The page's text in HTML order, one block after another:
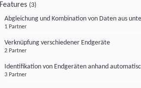
Features (3)
Abgleichung und Kombination von Daten aus
1 Partner
Verknüpfung verschiedener Endgeräte
2 Partner
Identifikation von Endgeräten anhand
3 Partner